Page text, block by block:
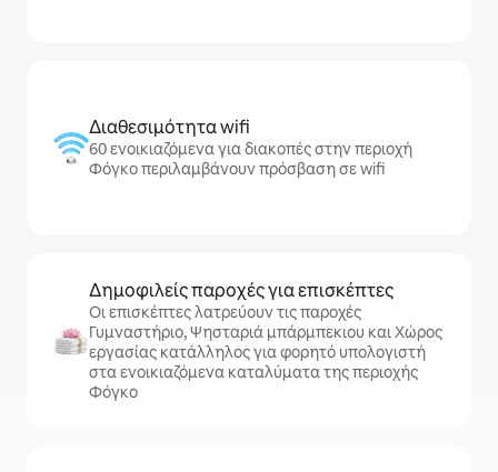
Διαθεσιμότητα wifi
60 ενοικιαζόμενα για διακοπές στην περιοχή
Φόγκο περιλαμβάνουν πρόσβαση σε wifi
Δημοφιλείς παροχές για επισκέπτες
Οι επισκέπτες λατρεύουν τις παροχές
Γυμναστήριο, Ψησταριά μπάρμπεκιου και Χώρος
εργασίας κατάλληλος για φορητό υπολογιστή
στα ενοικιαζόμενα καταλύματα της περιοχής
Φόγκο